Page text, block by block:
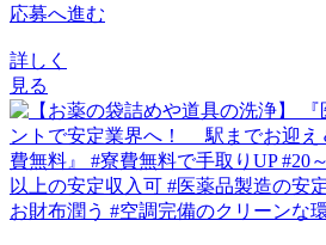
応募へ進む
詳しく
見る